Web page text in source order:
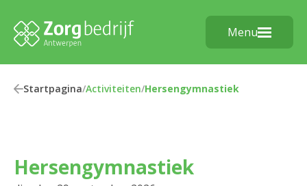
Menu
Startpagina/Activiteiten/Hersengymnastiek
Hersengymnastiek